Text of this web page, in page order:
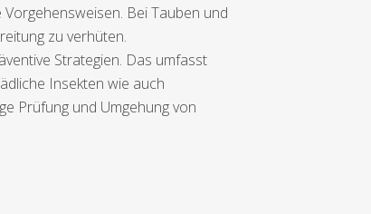
Bei Tauben und
zu verhüten.
Strategien. Das umfasst
Insekten wie auch
Prüfung und Umgehung von